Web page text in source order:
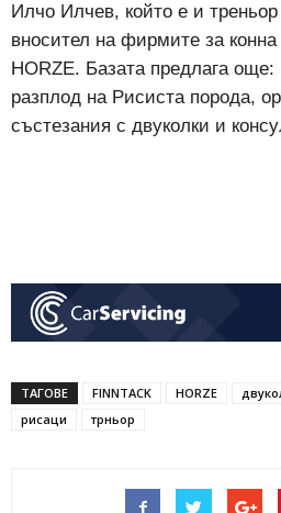
Илчо Илчев, който е и
вносител на фирмите за
HORZE. Базата предлага още:
разплод на Рисиста порода,
състезания с двуколки и
ТАГОВЕ FINNTACK HORZE
рисаци
трньор